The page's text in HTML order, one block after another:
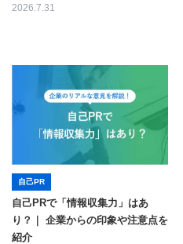
2026.7.31
自己PR
自己PRで「情報収集力」はあ
り？｜ 企業からの印象や注意点を
紹介